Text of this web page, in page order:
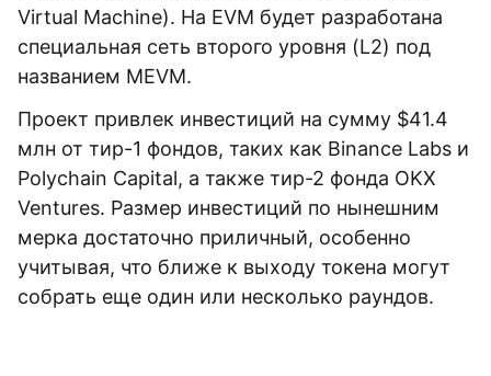
Virtual Machine). На EVM будет разработана
специальная сеть второго уровня (L2) под
названием MEVM.
Проект привлек инвестиций на сумму $41.4
млн от тир-1 фондов, таких как Binance Labs и
Polychain Capital, а также тир-2 фонда OKX
Ventures. Размер инвестиций по нынешним
мерка достаточно приличный, особенно
учитывая, что ближе к выходу токена могут
собрать еще один или несколько раундов.